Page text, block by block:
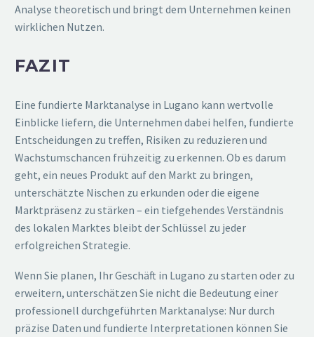
Analyse theoretisch und bringt dem Unternehmen keinen
wirklichen Nutzen.
FAZIT
Eine fundierte Marktanalyse in Lugano kann wertvolle
Einblicke liefern, die Unternehmen dabei helfen, fundierte
Entscheidungen zu treffen, Risiken zu reduzieren und
Wachstumschancen frühzeitig zu erkennen. Ob es darum
geht, ein neues Produkt auf den Markt zu bringen,
unterschätzte Nischen zu erkunden oder die eigene
Marktpräsenz zu stärken – ein tiefgehendes Verständnis
des lokalen Marktes bleibt der Schlüssel zu jeder
erfolgreichen Strategie.
Wenn Sie planen, Ihr Geschäft in Lugano zu starten oder zu
erweitern, unterschätzen Sie nicht die Bedeutung einer
professionell durchgeführten Marktanalyse: Nur durch
präzise Daten und fundierte Interpretationen können Sie